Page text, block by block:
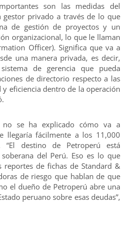
son las medidas del
gestor privado a través de lo que
de gestión de proyectos y un
organizacional, lo que le llaman
Officer). Significa que va a
una manera privada, es decir,
de gerencia que pueda
de directorio respecto a las
eficiencia dentro de la operación
se ha explicado cómo va a
llegaría fácilmente a los 11,000
“El destino de Petroperú está
del Perú. Eso es lo que
de fichas de Standard &
de riesgo que hablan de que
el dueño de Petroperú abre una
peruano sobre esas deudas”,